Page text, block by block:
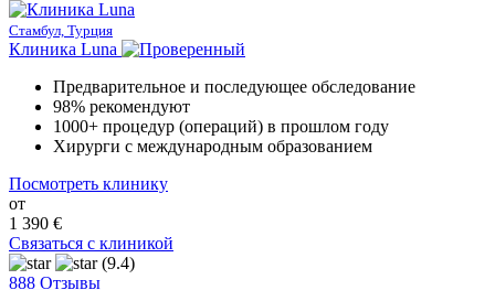
Стамбул, Турция
Клиника Luna
Предварительное и последующее обследование
98% рекомендуют
1000+ процедур (операций) в прошлом году
Хирурги с международным образованием
Посмотреть клинику
от
1 390 €
Связаться с клиникой
(9.4)
888 Отзывы